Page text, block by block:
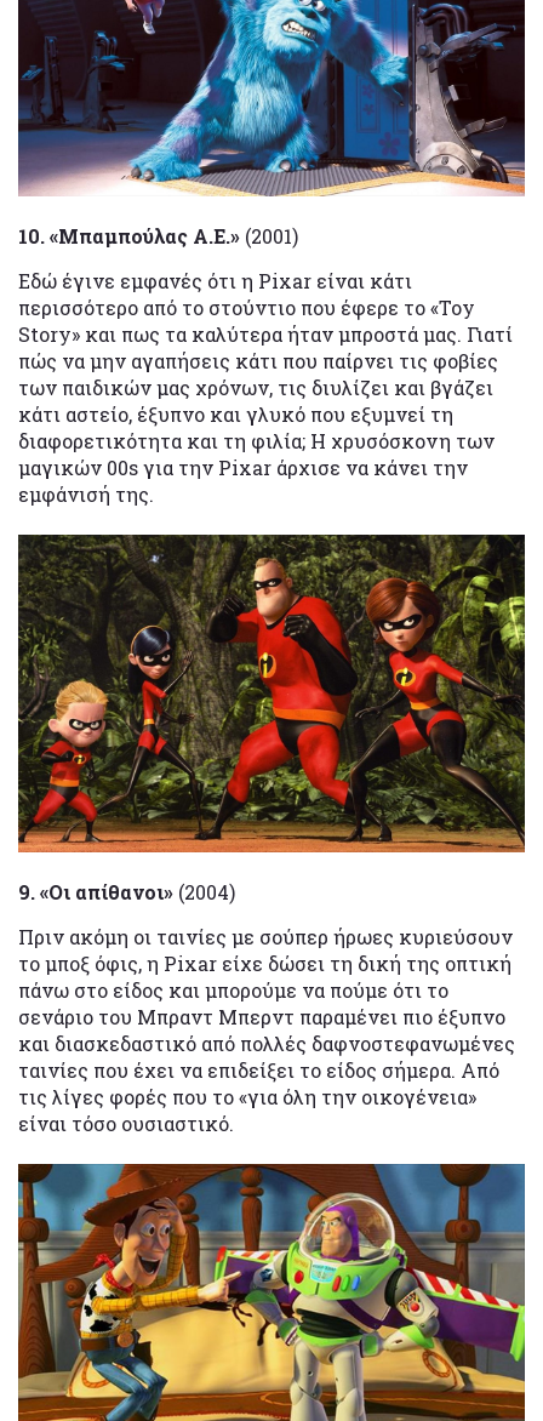
10. «Μπαμπούλας Α.Ε.» (2001)
Εδώ έγινε εμφανές ότι η Pixar είναι κάτι
περισσότερο από το στούντιο που έφερε το «Toy
Story» και πως τα καλύτερα ήταν μπροστά μας. Γιατί
πώς να μην αγαπήσεις κάτι που παίρνει τις φοβίες
των παιδικών μας χρόνων, τις διυλίζει και βγάζει
κάτι αστείο, έξυπνο και γλυκό που εξυμνεί τη
διαφορετικότητα και τη φιλία; Η χρυσόσκονη των
μαγικών 00s για την Pixar άρχισε να κάνει την
εμφάνισή της.
9. «Οι απίθανοι» (2004)
Πριν ακόμη οι ταινίες με σούπερ ήρωες κυριεύσουν
το μποξ όφις, η Pixar είχε δώσει τη δική της οπτική
πάνω στο είδος και μπορούμε να πούμε ότι το
σενάριο του Μπραντ Μπερντ παραμένει πιο έξυπνο
και διασκεδαστικό από πολλές δαφνοστεφανωμένες
ταινίες που έχει να επιδείξει το είδος σήμερα. Από
τις λίγες φορές που το «για όλη την οικογένεια»
είναι τόσο ουσιαστικό.